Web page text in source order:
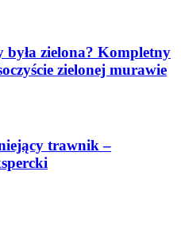
była zielona? Kompletny
zielonej murawie
trawnik –